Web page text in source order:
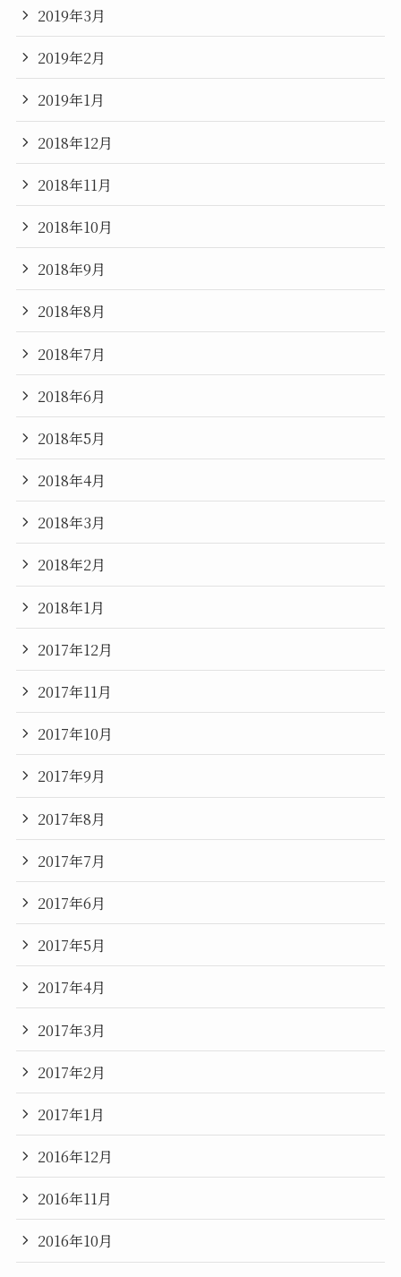
2019年3月
2019年2月
2019年1月
2018年12月
2018年11月
2018年10月
2018年9月
2018年8月
2018年7月
2018年6月
2018年5月
2018年4月
2018年3月
2018年2月
2018年1月
2017年12月
2017年11月
2017年10月
2017年9月
2017年8月
2017年7月
2017年6月
2017年5月
2017年4月
2017年3月
2017年2月
2017年1月
2016年12月
2016年11月
2016年10月